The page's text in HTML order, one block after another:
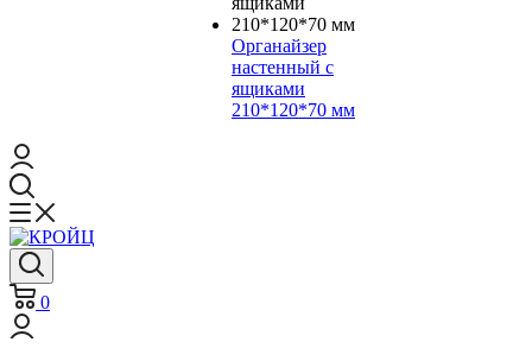
Органайзер
настенный с
ящиками
210*120*70 мм
0